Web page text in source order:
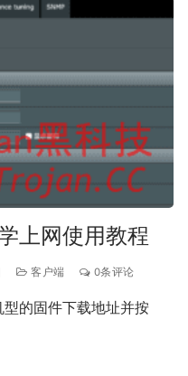
上网使用教程
客户端 0条评论
的固件下载地址并按